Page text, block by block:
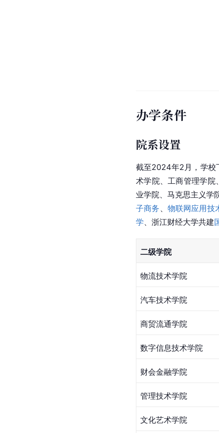
办学条件
院系设置
截至2024年2月，学校
术学院、 工商管理学院
业学院、马克思主义学
子商务
物联网应用技
学 、浙江财经大学共建
二级学院
物流技术学院
汽车技术学院
商贸流通学院
数字信息技术学院
财会金融学院
管理技术学院
文化艺术学院